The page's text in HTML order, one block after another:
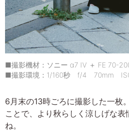
■撮影機材：ソニー α7 IV ＋ FE 70-
■撮影環境：1/160秒 f/4 70mm
6月末の13時ごろに撮影した一枚
ことで、より秋らしく涼しげな表
ね。